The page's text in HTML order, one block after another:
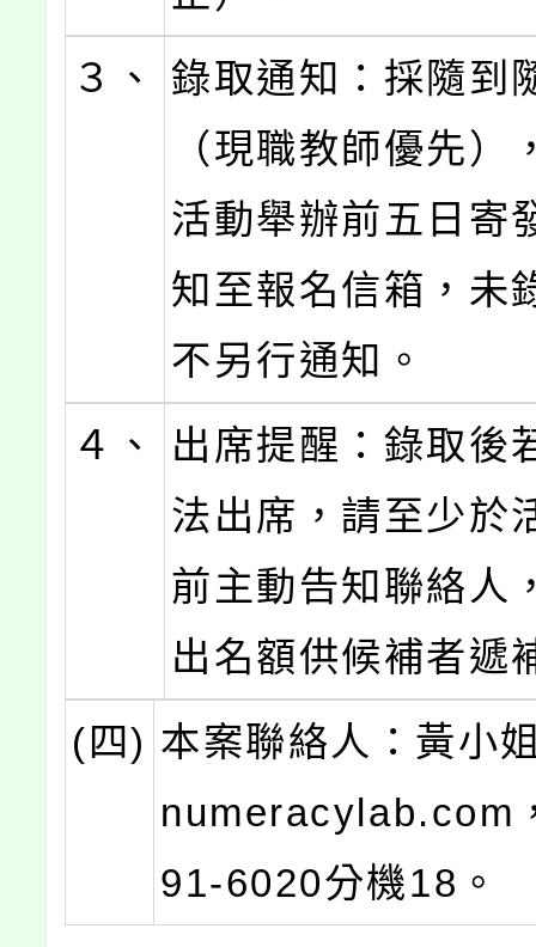
３、
錄取通知：採隨到
（現職教師優先）
活動舉辦前五日寄
知至報名信箱，未
不另行通知。
４、
出席提醒：錄取後
法出席，請至少於
前主動告知聯絡人
出名額供候補者遞
(四) 本案聯絡人：黃小
numeracylab.com
91-6020分機18。